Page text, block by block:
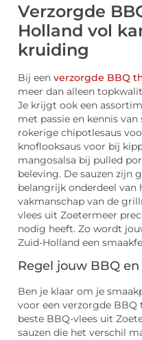
Verzorgde
Holland vol
kruiding
Bij een verzorgde BBQ
meer dan alleen
Je krijgt ook een
met passie en kennis van
rokerige chipotlesaus
knoflooksaus voor bij
mangosalsa bij pulled
beleving. De sauzen zijn
belangrijk onderdeel van
vakmanschap van de
vlees uit Zoetermeer
nodig heeft. Zo wordt
Zuid-Holland een
Regel jouw BBQ
Ben je klaar om je
voor een verzorgde
beste BBQ-vlees uit
sauzen die het verschil